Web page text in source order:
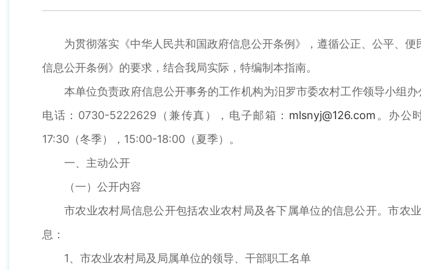
为贯彻落实《中华人民共和国政府信息公开条例》，遵循公正、公平、
信息公开条例》的要求，结合我局实际，特编制本指南。
本单位负责政府信息公开事务的工作机构为汨罗市委农村工作领导小组
电话：0730-5222629（兼传真），电子邮箱： mlsnyj@126.com 。办公
17:30（冬季），15:00-18:00（夏季）。
一、主动公开
（一）公开内容
市农业农村局信息公开包括农业农村局及各下属单位的信息公开。市
息：
1、市农业农村局及局属单位的领导、干部职工名单